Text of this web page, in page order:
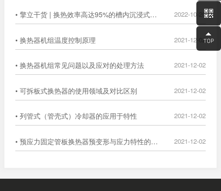
• 擎立干货 | 换热效率高达95%的槽内沉浸式换热器 2022-10-20
• 换热器机组温度控制原理 2021-12-02
• 换热器机组常见问题以及应对的处理方法 2021-12-02
• 可拆板式换热器的使用领域及对比区别 2021-12-02
• 列管式（管壳式）冷却器的应用于特性 2021-12-02
• 预应力固定管板换热器预变形与应力特性的数值分析 2021-12-02